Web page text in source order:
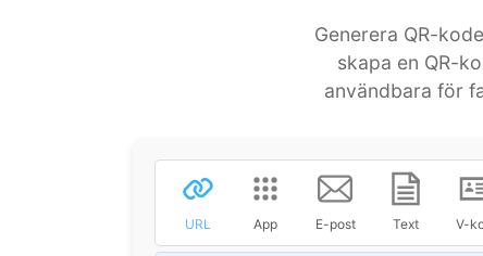
Generera QR-
skapa en QR-
användbara för
URL App E-post Text V-